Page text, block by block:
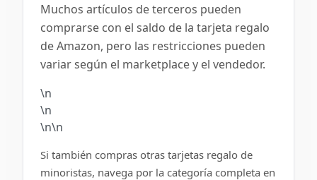
Muchos artículos de terceros pueden
comprarse con el saldo de la tarjeta regalo
de Amazon, pero las restricciones pueden
variar según el marketplace y el vendedor.
\n
\n
\n\n
Si también compras otras tarjetas regalo de
minoristas, navega por la categoría completa en